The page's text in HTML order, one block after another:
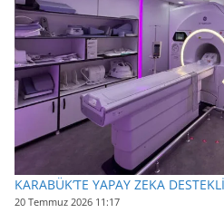
KARABÜK’TE YAPAY ZEKA
20 Temmuz 2026 11:17